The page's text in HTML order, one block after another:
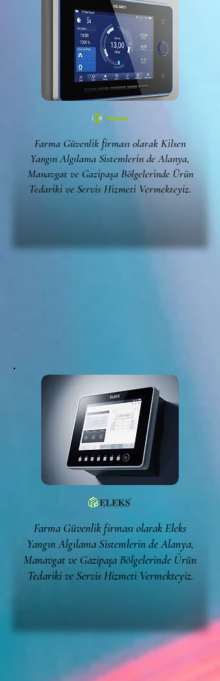
Farma Güvenlik firması olarak Kilsen
Yangın Algılama Sistemlerin de Alanya,
Manavgat ve Gazipaşa Bölgelerinde Ürün
Tedariki ve Servis Hizmeti Vermekteyiz.
Farma Güvenlik firması olarak Eleks
Yangın Algılama Sistemlerin de Alanya,
Manavgat ve Gazipaşa Bölgelerinde Ürün
Tedariki ve Servis Hizmeti Vermekteyiz.